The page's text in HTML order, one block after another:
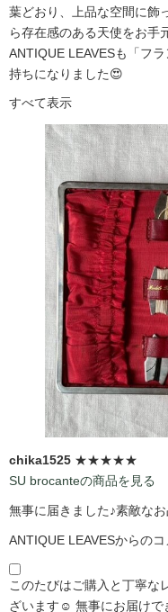
葉どおり、上品な空間に飾
ら存在感のある天使をお手
ANTIQUE LEAVESも「フ
持ちになりました😍
すべて表示
chika1525 ★★★★★
SU brocanteの商品を見る
無事に届きました♪素敵な
ANTIQUE LEAVESからのコ
このたびはご購入と丁寧な
ざいます☺️ 無事にお届けで